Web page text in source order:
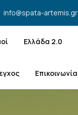
info@spata-artemis.gr
Ελλάδα 2.0
Επικοινωνία